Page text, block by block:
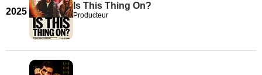
2025
Is This Thing On?
Producteur